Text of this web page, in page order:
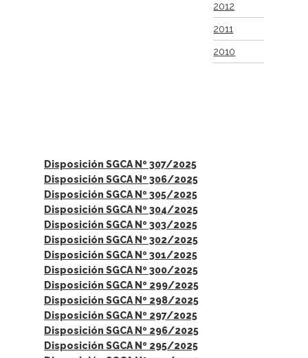
2012
2011
2010
Disposición SGCA Nº 307/2025
Disposición SGCA Nº 306/2025
Disposición SGCA Nº 305/2025
Disposición SGCA Nº 304/2025
Disposición SGCA Nº 303/2025
Disposición SGCA Nº 302/2025
Disposición SGCA Nº 301/2025
Disposición SGCA Nº 300/2025
Disposición SGCA Nº 299/2025
Disposición SGCA Nº 298/2025
Disposición SGCA Nº 297/2025
Disposición SGCA Nº 296/2025
Disposición SGCA Nº 295/2025